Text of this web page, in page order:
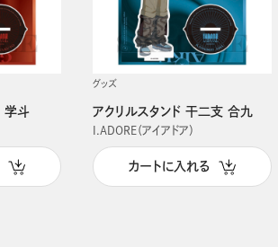
学斗
グッズ
アクリルスタンド 干二支 合九
I.ADORE（アイアドア）
カートに入れる